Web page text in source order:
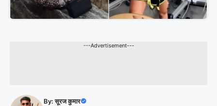
---Advertisement---
By:सूरज कुमार